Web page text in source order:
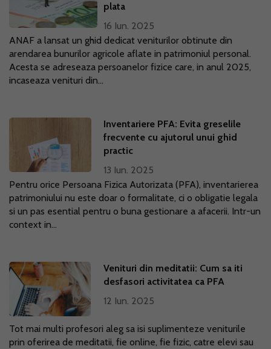
plata
16 Iun. 2025
ANAF a lansat un ghid dedicat veniturilor obtinute din
arendarea bunurilor agricole aflate in patrimoniul personal.
Acesta se adreseaza persoanelor fizice care, in anul 2025,
incaseaza venituri din...
Inventariere PFA: Evita greselile
frecvente cu ajutorul unui ghid
practic
13 Iun. 2025
Pentru orice Persoana Fizica Autorizata (PFA), inventarierea
patrimoniului nu este doar o formalitate, ci o obligatie legala
si un pas esential pentru o buna gestionare a afacerii. Intr-un
context in...
Venituri din meditatii: Cum sa iti
desfasori activitatea ca PFA
12 Iun. 2025
Tot mai multi profesori aleg sa isi suplimenteze veniturile
prin oferirea de meditatii, fie online, fie fizic, catre elevi sau